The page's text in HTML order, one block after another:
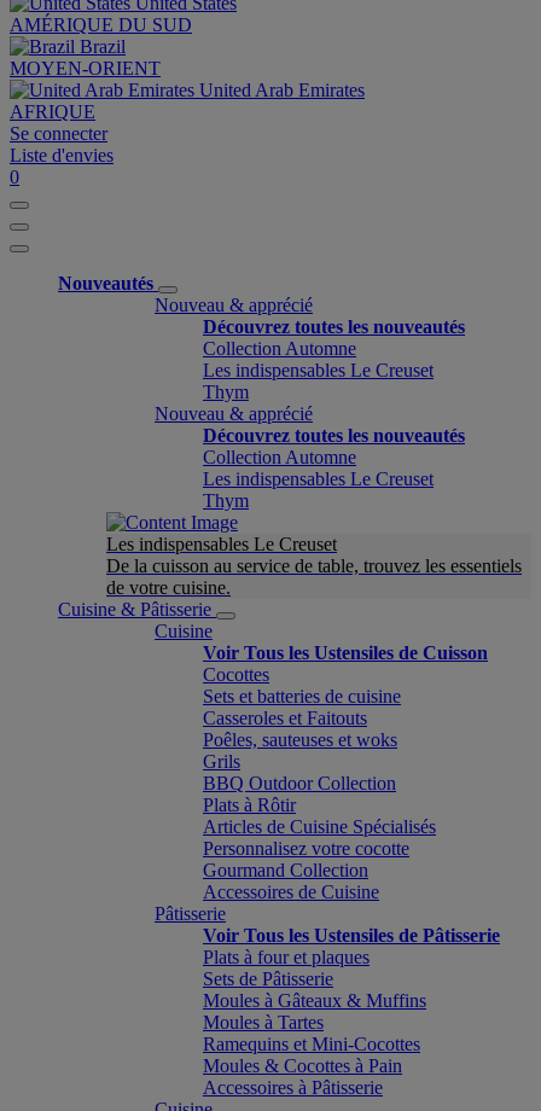
AMÉRIQUE DU SUD
Brazil
MOYEN-ORIENT
United Arab Emirates
AFRIQUE
Se connecter
Liste d'envies
0
Nouveautés
Nouveau & apprécié
Découvrez toutes les nouveautés
Collection Automne
Les indispensables Le Creuset
Thym
Nouveau & apprécié
Découvrez toutes les nouveautés
Collection Automne
Les indispensables Le Creuset
Thym
Les indispensables Le Creuset
De la cuisson au service de table, trouvez les essentiels
de votre cuisine.
Cuisine & Pâtisserie
Cuisine
Voir Tous les Ustensiles de Cuisson
Cocottes
Sets et batteries de cuisine
Casseroles et Faitouts
Poêles, sauteuses et woks
Grils
BBQ Outdoor Collection
Plats à Rôtir
Articles de Cuisine Spécialisés
Personnalisez votre cocotte
Gourmand Collection
Accessoires de Cuisine
Pâtisserie
Voir Tous les Ustensiles de Pâtisserie
Plats à four et plaques
Sets de Pâtisserie
Moules à Gâteaux & Muffins
Moules à Tartes
Ramequins et Mini-Cocottes
Moules & Cocottes à Pain
Accessoires à Pâtisserie